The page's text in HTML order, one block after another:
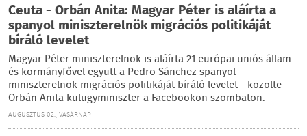
Ceuta - Orbán Anita: Magyar Péter is aláírta a
spanyol miniszterelnök migrációs politikáját
bíráló levelet
Magyar Péter miniszterelnök is aláírta 21 európai uniós állam-
és kormányfővel együtt a Pedro Sánchez spanyol
miniszterelnök migrációs politikáját bíráló levelet - közölte
Orbán Anita külügyminiszter a Facebookon szombaton.
AUGUSZTUS 02., VASÁRNAP